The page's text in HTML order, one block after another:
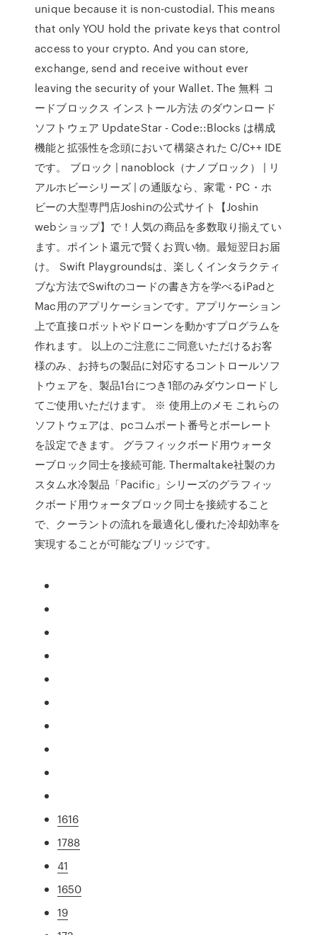
unique because it is non-custodial. This means
that only YOU hold the private keys that control
access to your crypto. And you can store,
exchange, send and receive without ever
leaving the security of your Wallet. The 無料 コ
ードブロックス インストール方法 のダウンロード
ソフトウェア UpdateStar - Code::Blocks は構成
機能と拡張性を念頭において構築された C/C++ IDE
です。 ブロック | nanoblock（ナノブロック） | リ
アルホビーシリーズ | の通販なら、家電・PC・ホ
ビーの大型専門店Joshinの公式サイト【Joshin
webショップ】で！人気の商品を多数取り揃えてい
ます。ポイント還元で賢くお買い物。最短翌日お届
け。 Swift Playgroundsは、楽しくインタラクティ
ブな方法でSwiftのコードの書き方を学べるiPadと
Mac用のアプリケーションです。アプリケーション
上で直接ロボットやドローンを動かすプログラムを
作れます。 以上のご注意にご同意いただけるお客
様のみ、お持ちの製品に対応するコントロールソフ
トウェアを、製品1台につき1部のみダウンロードし
てご使用いただけます。 ※ 使用上のメモ これらの
ソフトウェアは、pcコムポート番号とボーレート
を設定できます。 グラフィックボード用ウォータ
ーブロック同士を接続可能. Thermaltake社製のカ
スタム水冷製品「Pacific」シリーズのグラフィッ
クボード用ウォータブロック同士を接続すること
で、クーラントの流れを最適化し優れた冷却効率を
実現することが可能なブリッジです。
1616
1788
41
1650
19